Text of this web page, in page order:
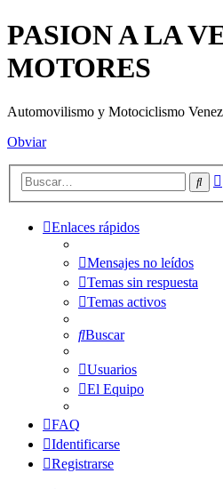
PASION A LA
MOTORES
Automovilismo y Motociclismo
Obviar
Enlaces rápidos
Mensajes no leídos
Temas sin respuesta
Temas activos
Buscar
Usuarios
El Equipo
FAQ
Identificarse
Registrarse